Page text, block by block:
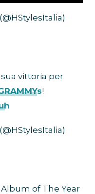
vittoria per
!
of The Year